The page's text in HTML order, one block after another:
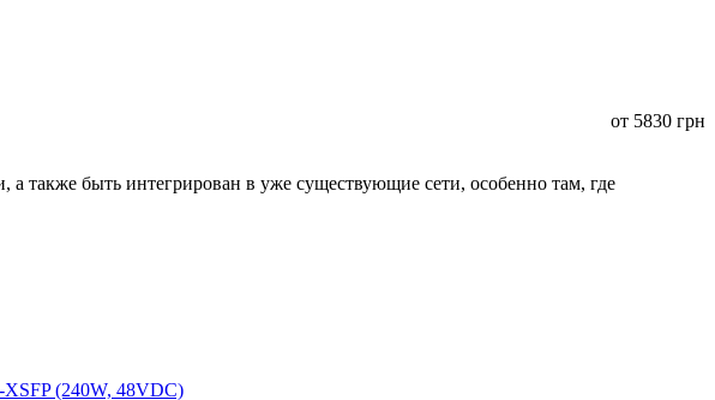
от 5830 грн
также быть интегрирован в уже существующие сети, особенно там, где